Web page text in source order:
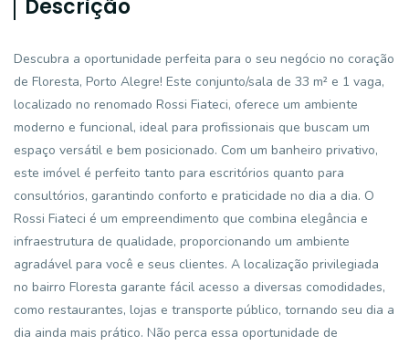
Descrição
Descubra a oportunidade perfeita para o seu negócio no coração
de Floresta, Porto Alegre! Este conjunto/sala de 33 m² e 1 vaga,
localizado no renomado Rossi Fiateci, oferece um ambiente
moderno e funcional, ideal para profissionais que buscam um
espaço versátil e bem posicionado. Com um banheiro privativo,
este imóvel é perfeito tanto para escritórios quanto para
consultórios, garantindo conforto e praticidade no dia a dia. O
Rossi Fiateci é um empreendimento que combina elegância e
infraestrutura de qualidade, proporcionando um ambiente
agradável para você e seus clientes. A localização privilegiada
no bairro Floresta garante fácil acesso a diversas comodidades,
como restaurantes, lojas e transporte público, tornando seu dia a
dia ainda mais prático. Não perca essa oportunidade de